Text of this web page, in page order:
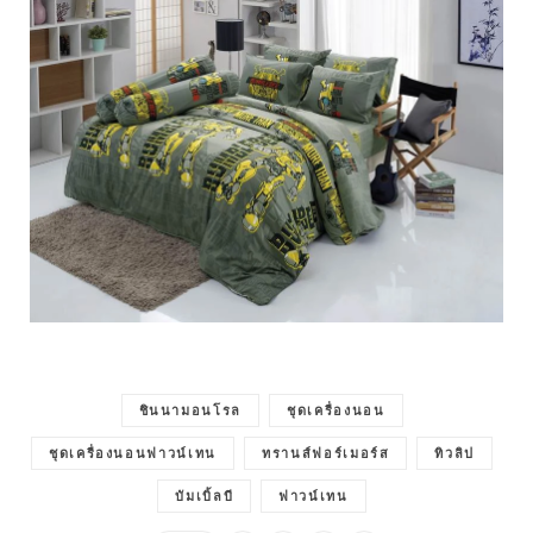
ชินนามอนโรล ชุดเครื่องนอน
ชุดเครื่องนอนฟาวน์เทน ทรานส์ฟอร์เมอร์ส ทิวลิป
บัมเบิ้ลบี ฟาวน์เทน